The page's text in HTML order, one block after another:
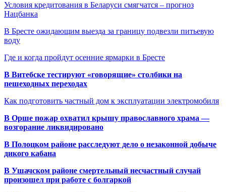
Условия кредитования в Беларуси смягчатся – прогноз
Нацбанка
В Бресте ожидающим выезда за границу подвезли питьевую
воду
Где и когда пройдут осенние ярмарки в Бресте
В Витебске тестируют «говорящие» столбики на
пешеходных переходах
Как подготовить частный дом к эксплуатации электромобиля
В Орше пожар охватил крышу православного храма —
возгорание ликвидировано
В Полоцком районе расследуют дело о незаконной добыче
дикого кабана
В Ушачском районе смертельный несчастный случай
произошел при работе с болгаркой